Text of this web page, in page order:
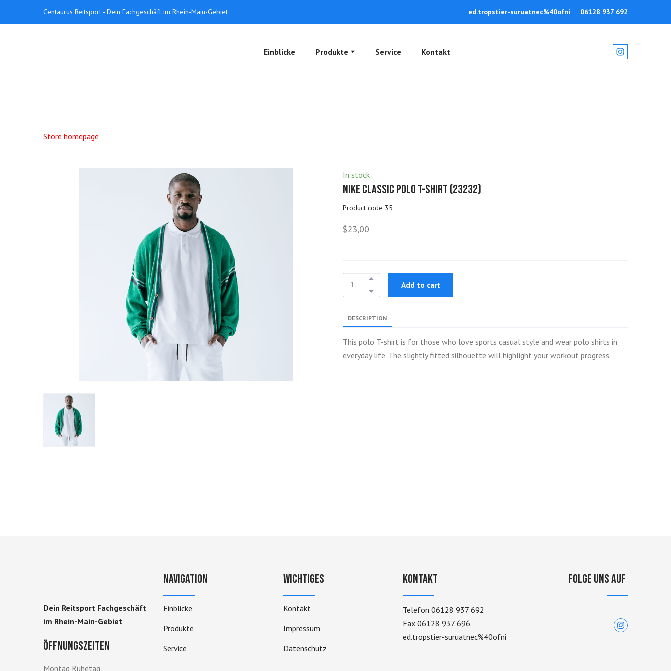
Centaurus Reitsport - Dein Fachgeschäft im Rhein-Main-Gebiet ed.tropstier-suruatnec%40ofni 06128 937 692
Einblicke Produkte Service Kontakt
Store homepage
In stock
Nike Classic Polo T-Shirt (23232)
Product code 35
$23,00
Add to cart
DESCRIPTION
This polo T-shirt is for those who love sports casual style and wear polo shirts in
everyday life. The slightly fitted silhouette will highlight your workout progress.
Dein Reitsport Fachgeschäft
im Rhein-Main-Gebiet
Öffnungszeiten
Montag Ruhetag
Navigation
Einblicke
Produkte
Service
Wichtiges
Kontakt
Impressum
Datenschutz
Kontakt
Telefon 06128 937 692
Fax 06128 937 696
ed.tropstier-suruatnec%40ofni
Folge uns auf